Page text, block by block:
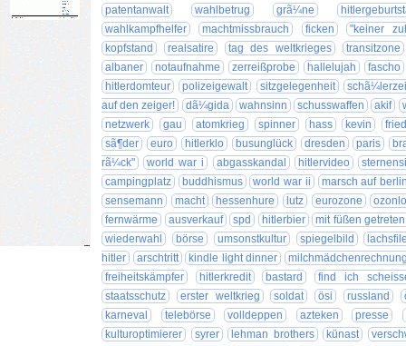
patentanwalt
wahlbetrug grã¼ne
wahlkampfhelfer
machtmissbrauch ficken
"keiner
kopfstand
realsatire tag des weltkrieges
transitzone
albaner
notaufnahme zerreißprobe hallelujah
fascho
hitlerdomteur
polizeigewalt sitzgelegenheit
auf den zeiger!
dã¼gida wahnsinn schusswaffen akif
netzwerk
gau atomkrieg spinner hass kevin
sã¶der
euro hitlerklo busunglück dresden paris
rã¼ck"
world war i abgasskandal hitlervideo
campingplatz
buddhismus world war ii
marsch auf
sensemann
macht hessenhure lutz eurozone
fernwärme
ausverkauf spd hitlerbier
mit füßen getreten
wiederwahl
börse umsonstkultur spiegelbild
hitler
arschtritt kindle light dinner
freiheitskämpfer
hitlerkredit bastard
find ich
staatsschutz
erster weltkrieg soldat ösi russland
karneval
telebörse volldeppen azteken presse
kulturoptimierer
syrer lehman brothers künast